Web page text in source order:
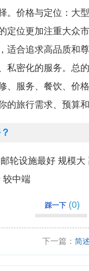
。价格与定位：大
定位更加注重大众
适合追求高品质和
私密化的服务。总
、服务、餐饮、价
的旅行需求、预算
轮设施最好 规模
较中端
踩一下 (0)
下一篇：简